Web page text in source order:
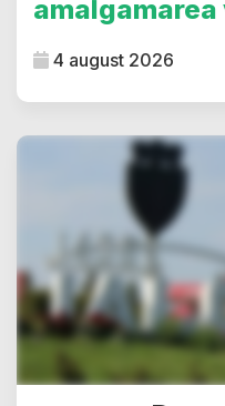
4 august 2026